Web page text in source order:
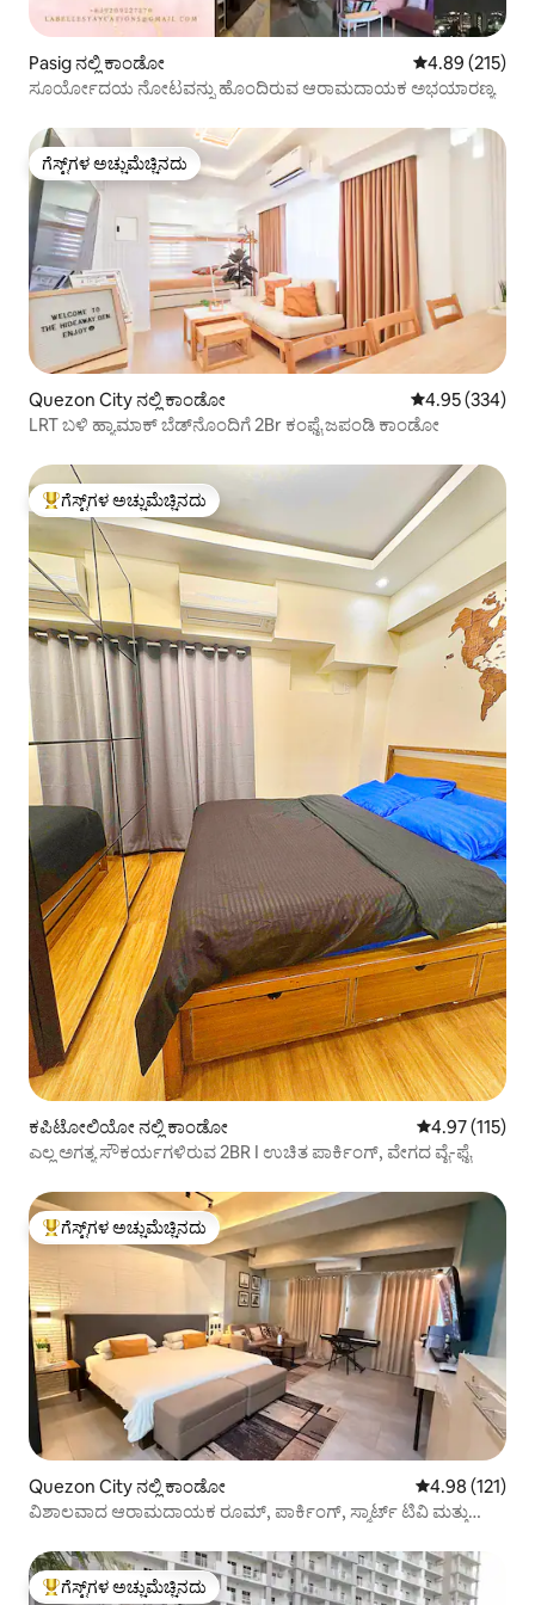
Pasig ನಲ್ಲಿ ಕಾಂಡೋ 5 ರಲ್ಲಿ 4.89
4.89 (215)
ಸೂರ್ಯೋದಯ ನೋಟವನ್ನು ಹೊಂದಿರುವ ಆರಾಮದಾಯಕ ಅಭಯಾರಣ್ಯ
ಗೆಸ್ಟ್‌ಗಳ ಅಚ್ಚುಮೆಚ್ಚಿನದು
ಗೆಸ್ಟ್‌ಗಳ ಅಚ್ಚುಮೆಚ್ಚಿನದು
Quezon City ನಲ್ಲಿ ಕಾಂಡೋ 5 ರಲ್ಲಿ 4.95
4.95 (334)
LRT ಬಳಿ ಹ್ಯಾಮಾಕ್ ಬೆಡ್‌ನೊಂದಿಗೆ 2Br ಕಂಫೈ ಜಪಂಡಿ ಕಾಂಡೋ
ಗೆಸ್ಟ್‌ಗಳಿಗೆ ಅತಿ ಹೆಚ್ಚು ಅಚ್ಚುಮೆಚ್ಚಿನದು
ಗೆಸ್ಟ್‌ಗಳ ಅಚ್ಚುಮೆಚ್ಚಿನದು
ಕಪಿಟೋಲಿಯೋ ನಲ್ಲಿ ಕಾಂಡೋ 5 ರಲ್ಲಿ 4.97
4.97 (115)
ಎಲ್ಲ ಅಗತ್ಯ ಸೌಕರ್ಯಗಳಿರುವ 2BR I ಉಚಿತ ಪಾರ್ಕಿಂಗ್, ವೇಗದ ವೈ-ಫೈ
ಗೆಸ್ಟ್‌ಗಳಿಗೆ ಅತಿ ಹೆಚ್ಚು ಅಚ್ಚುಮೆಚ್ಚಿನದು
ಗೆಸ್ಟ್‌ಗಳ ಅಚ್ಚುಮೆಚ್ಚಿನದು
Quezon City ನಲ್ಲಿ ಕಾಂಡೋ 5 ರಲ್ಲಿ 4.98
4.98 (121)
ವಿಶಾಲವಾದ ಆರಾಮದಾಯಕ ರೂಮ್, ಪಾರ್ಕಿಂಗ್, ಸ್ಮಾರ್ಟ್ ಟಿವಿ ಮತ್ತು
ಗೆಸ್ಟ್‌ಗಳಿಗೆ ಅತಿ ಹೆಚ್ಚು ಅಚ್ಚುಮೆಚ್ಚಿನದು
ಗೆಸ್ಟ್‌ಗಳ ಅಚ್ಚುಮೆಚ್ಚಿನದು